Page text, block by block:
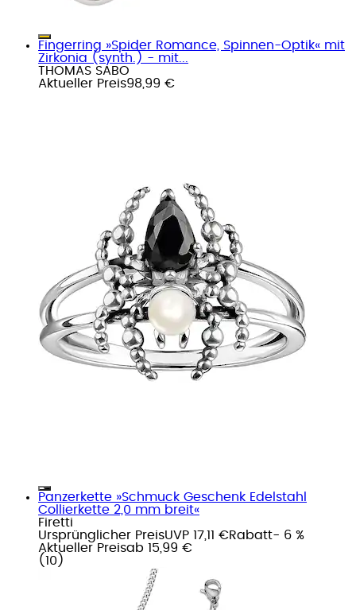
Fingerring »Spider Romance, Spinnen-Optik« mit
Zirkonia (synth.) - mit...
THOMAS SABO
Aktueller Preis98,99 €
Panzerkette »Schmuck Geschenk Edelstahl
Collierkette 2,0 mm breit«
Firetti
Ursprünglicher PreisUVP 17,11 €Rabatt- 6 %
Aktueller Preisab 15,99 €
( 10 )